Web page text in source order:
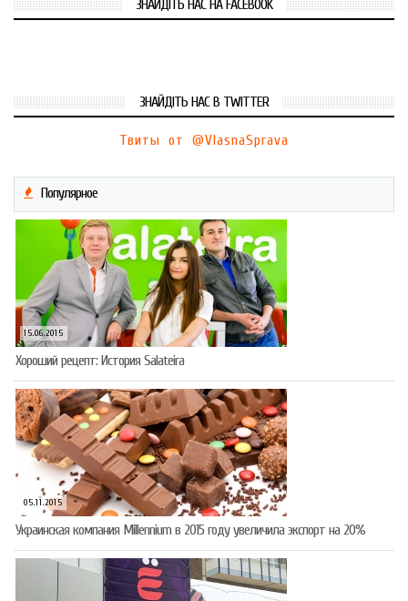
ЗНАЙДІТЬ НАС НА FACEBOOK
ЗНАЙДІТЬ НАС В TWITTER
Твиты от @VlasnaSprava
Популярное
15.06.2015
Хороший рецепт: История Salateira
05.11.2015
Украинская компания Millennium в 2015 году увеличила экспорт на 20%